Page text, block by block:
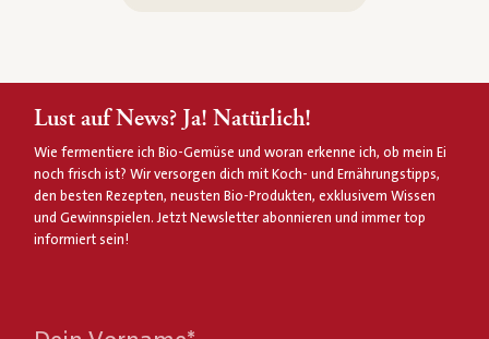
Lust auf News? Ja! Natürlich!
Wie fermentiere ich Bio-Gemüse und woran erkenne ich, ob mein Ei
noch frisch ist? Wir versorgen dich mit Koch- und Ernährungstipps,
den besten Rezepten, neusten Bio-Produkten, exklusivem Wissen
und Gewinnspielen. Jetzt Newsletter abonnieren und immer top
informiert sein!